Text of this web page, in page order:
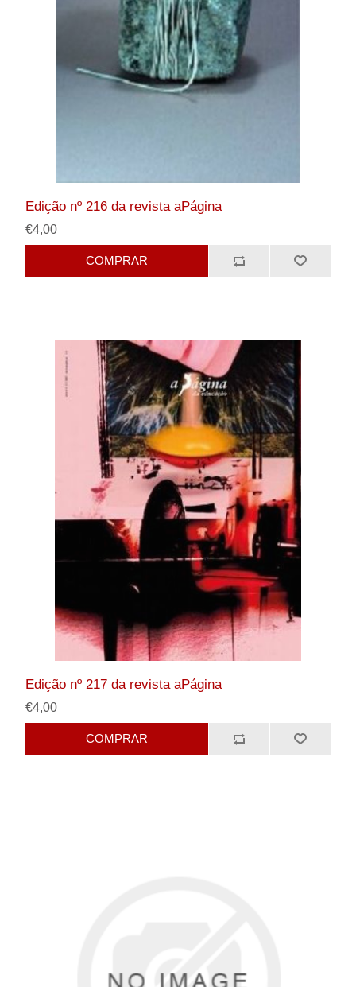
Edição nº 216 da revista aPágina
€4,00
COMPRAR
Edição nº 217 da revista aPágina
€4,00
COMPRAR